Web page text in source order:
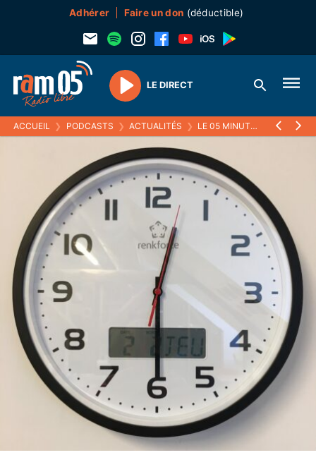
Adhérer Faire un don (déductible)
Play
LE DIRECT
ACCUEIL ❯ PODCASTS ❯ ACTUALITÉS ❯ LE 05 MINUTES 09